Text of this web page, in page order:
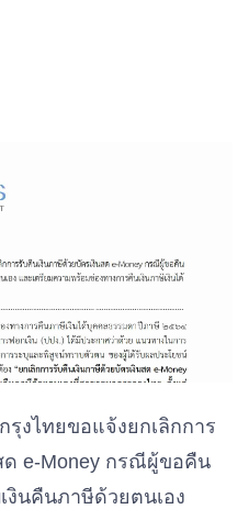
งไทยขอแจ้งยกเลิกการ
ด e-Money กรณีผู้ขอคืน
งินคืนภาษีด้วยตนเอง